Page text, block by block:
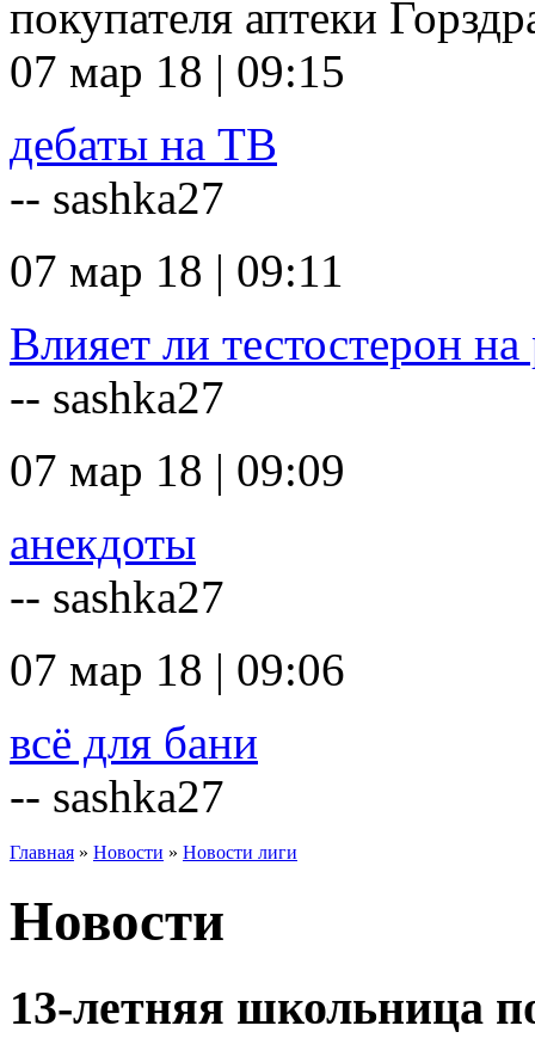
покупателя аптеки
07 мар 18 | 09:15
дебаты на ТВ
-- sashka27
07 мар 18 | 09:11
Влияет ли тестостерон на
-- sashka27
07 мар 18 | 09:09
анекдоты
-- sashka27
07 мар 18 | 09:06
всё для бани
-- sashka27
Главная » Новости » Новости лиги
Новости
13-летняя школьница